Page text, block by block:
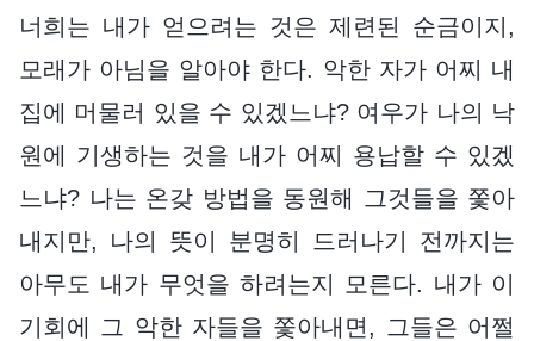
너희는 내가 얻으려는 것은 제련된 순금이지,
모래가 아님을 알아야 한다. 악한 자가 어찌 내
집에 머물러 있을 수 있겠느냐? 여우가 나의 낙
원에 기생하는 것을 내가 어찌 용납할 수 있겠
느냐? 나는 온갖 방법을 동원해 그것들을 쫓아
내지만, 나의 뜻이 분명히 드러나기 전까지는
아무도 내가 무엇을 하려는지 모른다. 내가 이
기회에 그 악한 자들을 쫓아내면, 그들은 어쩔